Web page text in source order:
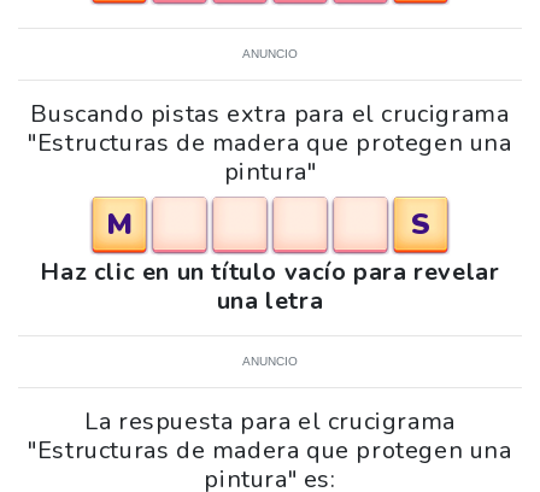
ANUNCIO
Buscando pistas extra para el crucigrama
"Estructuras de madera que protegen una
pintura"
M S
Haz clic en un título vacío para revelar
una letra
ANUNCIO
La respuesta para el crucigrama
"Estructuras de madera que protegen una
pintura" es: